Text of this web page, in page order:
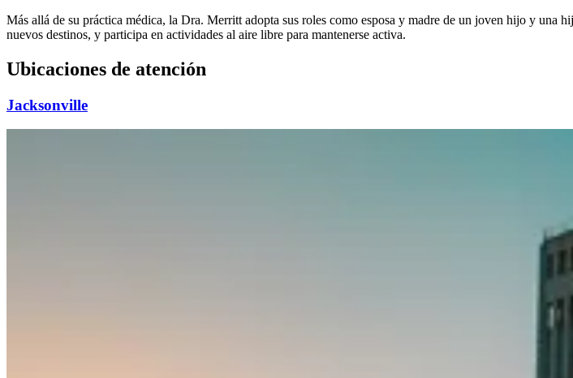
Más allá de su práctica médica, la Dra. Merritt adopta sus roles como esposa y madre de un joven hijo y
nuevos destinos, y participa en actividades al aire libre para mantenerse activa.
Ubicaciones de atención
Jacksonville